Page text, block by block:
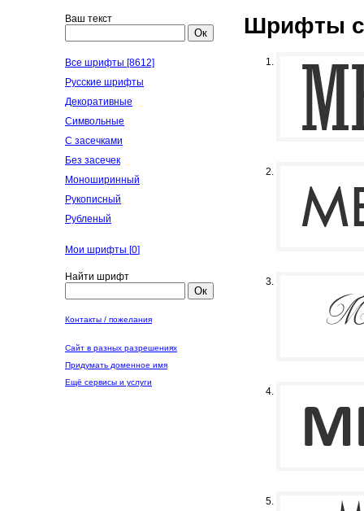
Ваш текст
Ок
Все шрифты [8612]
Русские шрифты
Декоративные
Символьные
С засечками
Без засечек
Моноширинный
Рукописный
Рубленый
Мои шрифты [0]
Найти шрифт
Ок
Контакты / пожелания
Сайт в разных разрешениях
Придумать доменное имя
Ещё сервисы и услуги
Шрифты